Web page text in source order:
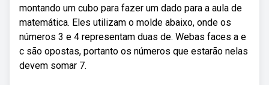
montando um cubo para fazer um dado para a aula de
matemática. Eles utilizam o molde abaixo, onde os
números 3 e 4 representam duas de. Webas faces a e
c são opostas, portanto os números que estarão nelas
devem somar 7.